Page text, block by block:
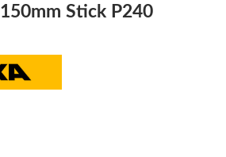
Stick P240